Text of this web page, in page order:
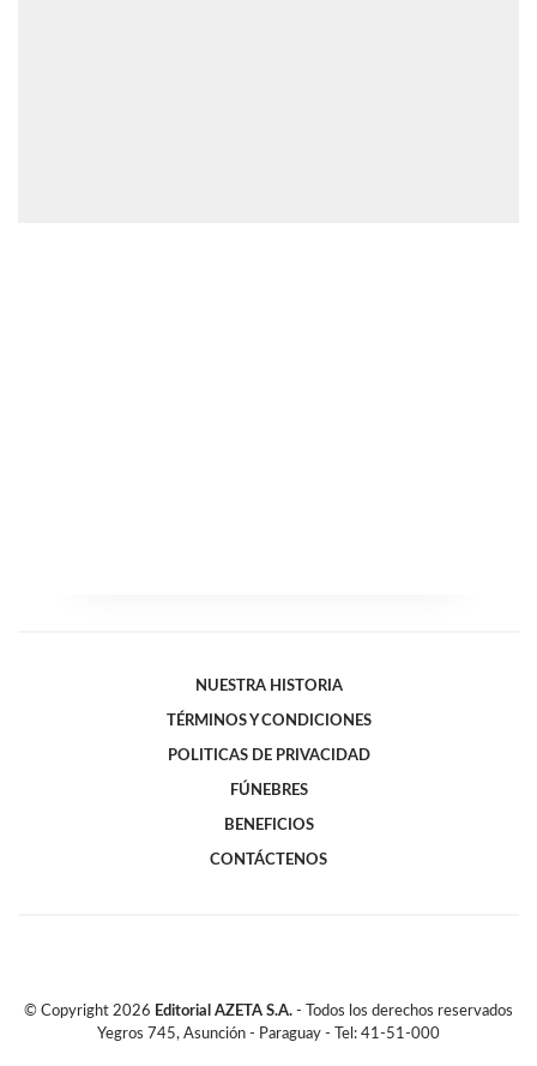
NUESTRA HISTORIA
TÉRMINOS Y CONDICIONES
POLITICAS DE PRIVACIDAD
FÚNEBRES
BENEFICIOS
CONTÁCTENOS
© Copyright 2026 Editorial AZETA S.A. - Todos los derechos reservados
Yegros 745, Asunción - Paraguay - Tel: 41-51-000